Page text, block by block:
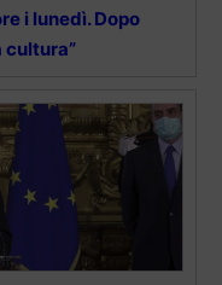
i lunedì. Dopo
cultura”